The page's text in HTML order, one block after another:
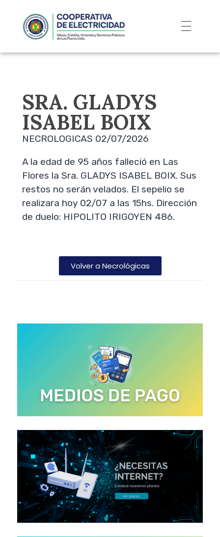
SRA. GLADYS
ISABEL BOIX
NECROLOGICAS 02/07/2026
A la edad de 95 años falleció en Las
Flores la Sra. GLADYS ISABEL BOIX. Sus
restos no serán velados. El sepelio se
realizara hoy 02/07 a las 15hs. Dirección
de duelo: HIPOLITO IRIGOYEN 486.
Volver a Necrológicas